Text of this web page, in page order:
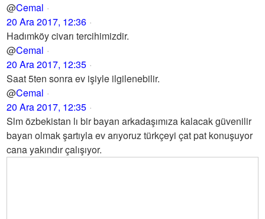
@Cemal
20 Ara 2017, 12:36
Hadımköy civarı tercihimizdir.
@Cemal
20 Ara 2017, 12:35
Saat 5ten sonra ev işiyle ilgilenebilir.
@Cemal
20 Ara 2017, 12:35
Slm özbekistan lı bir bayan arkadaşımıza kalacak güvenilir
bayan olmak şartıyla ev arıyoruz türkçeyi çat pat konuşuyor
cana yakındır çalışıyor.